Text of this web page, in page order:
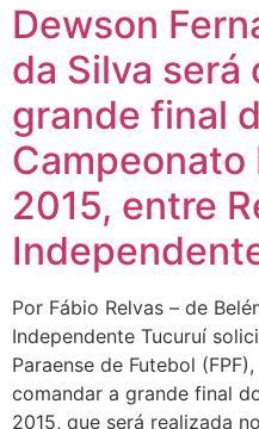
Dewson
da Silva será
grande final
Campeonato
2015, entre
Por Fábio Relvas – de
Independente Tucuruí
Paraense de Futebol
comandar a grande final
2015, que será realizada